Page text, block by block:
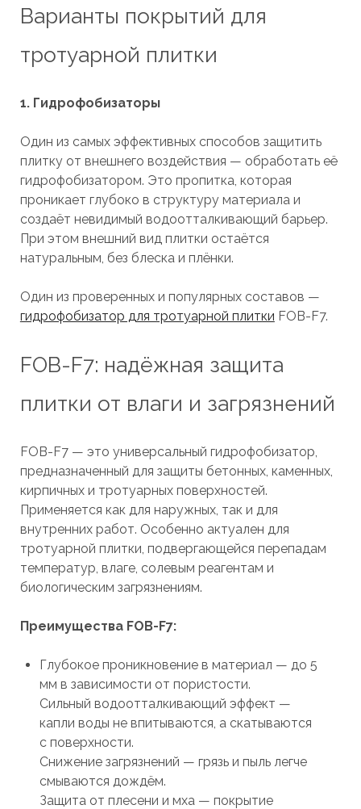
Варианты покрытий для
тротуарной плитки
1. Гидрофобизаторы
Один из самых эффективных способов защитить
плитку от внешнего воздействия — обработать её
гидрофобизатором. Это пропитка, которая
проникает глубоко в структуру материала и
создаёт невидимый водоотталкивающий барьер.
При этом внешний вид плитки остаётся
натуральным, без блеска и плёнки.
Один из проверенных и популярных составов —
гидрофобизатор для тротуарной плитки FOB-F7.
FOB-F7: надёжная защита
плитки от влаги и загрязнений
FOB-F7 — это универсальный гидрофобизатор,
предназначенный для защиты бетонных, каменных,
кирпичных и тротуарных поверхностей.
Применяется как для наружных, так и для
внутренних работ. Особенно актуален для
тротуарной плитки, подвергающейся перепадам
температур, влаге, солевым реагентам и
биологическим загрязнениям.
Преимущества FOB-F7:
Глубокое проникновение в материал — до 5
мм в зависимости от пористости.
Сильный водоотталкивающий эффект —
капли воды не впитываются, а скатываются
с поверхности.
Снижение загрязнений — грязь и пыль легче
смываются дождём.
Защита от плесени и мха — покрытие